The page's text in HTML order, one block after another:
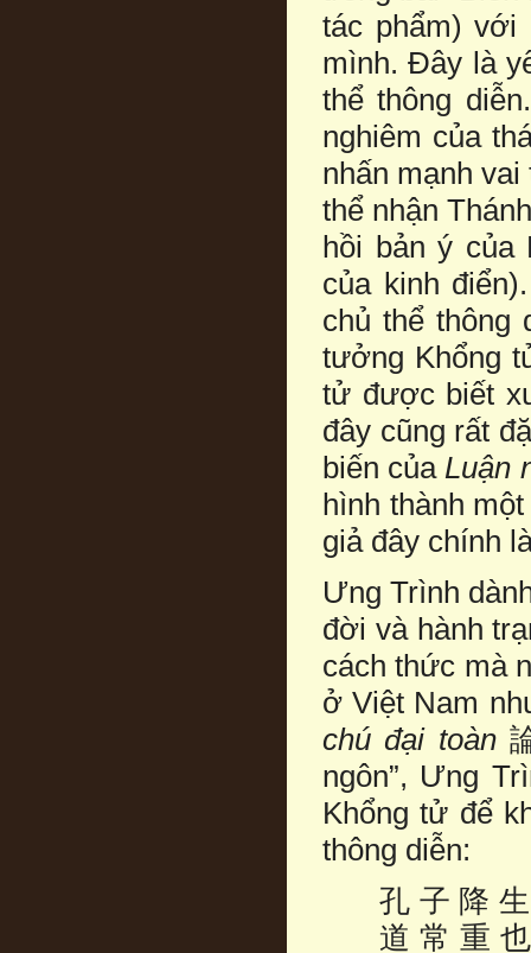
tác phẩm) với
mình. Đây là
thể thông
nghiêm của
nhấn mạnh
thể nhận
hồi bản ý của
của kinh
chủ thể thông
tưởng Khổng
tử được biết
đây cũng rất
biến của Luận
hình thành
giả đây chính
Ưng Trình
đời và hành
cách thức mà
ở Việt Nam
chú đại toàn
ngôn”, Ưng
Khổng tử để
thông diễn:
孔 子 降
道 常 重